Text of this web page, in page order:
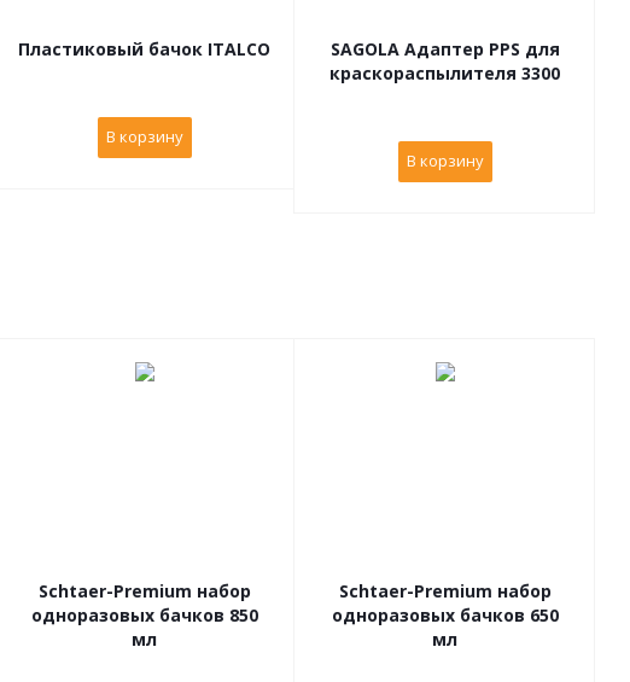
Пластиковый бачок ITALCO
В корзину
SAGOLA Адаптер PPS для
краскораспылителя 3300
В корзину
Schtaer-Premium набор
одноразовых бачков 850
мл
Schtaer-Premium набор
одноразовых бачков 650
мл